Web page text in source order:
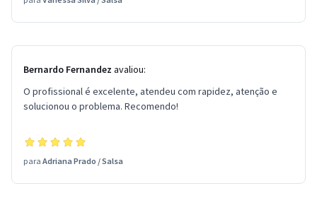
Bernardo Fernandez avaliou:
O profissional é excelente, atendeu com rapidez, atenção e
solucionou o problema. Recomendo!
para Adriana Prado /Salsa